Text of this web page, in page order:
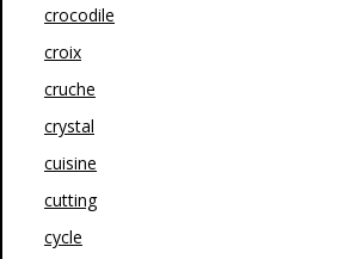
crocodile
croix
cruche
crystal
cuisine
cutting
cycle